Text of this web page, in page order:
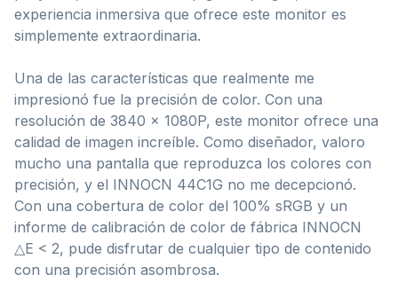
experiencia inmersiva que ofrece este monitor es
simplemente extraordinaria.
Una de las características que realmente me
impresionó fue la precisión de color. Con una
resolución de 3840 x 1080P, este monitor ofrece una
calidad de imagen increíble. Como diseñador, valoro
mucho una pantalla que reproduzca los colores con
precisión, y el INNOCN 44C1G no me decepcionó.
Con una cobertura de color del 100% sRGB y un
informe de calibración de color de fábrica INNOCN
△E < 2, pude disfrutar de cualquier tipo de contenido
con una precisión asombrosa.